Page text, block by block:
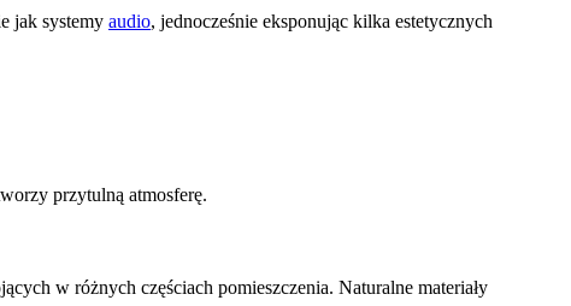
jak systemy audio, jednocześnie eksponując kilka estetycznych
przytulną atmosferę.
w różnych częściach pomieszczenia. Naturalne materiały